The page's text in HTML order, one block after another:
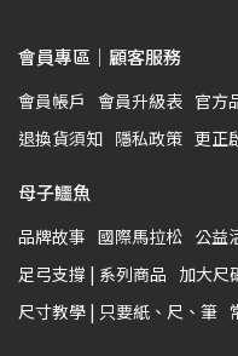
會員專區｜顧客服務
會員帳戶 會員升級表 官方
退換貨須知 隱私政策 更正
母子鱷魚
品牌故事 國際馬拉松 公益
足弓支撐 | 系列商品 加大尺
尺寸教學 | 只要紙、尺、筆